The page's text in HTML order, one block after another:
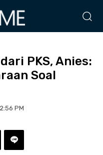
PKS, Anies:
Soal
PM